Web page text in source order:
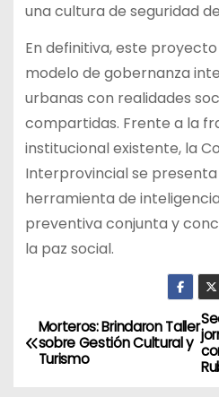
una cultura de seguridad
En definitiva, este
modelo de gobernanza
urbanas con realidades
compartidas. Frente a la
institucional existente, la
Interprovincial se
herramienta de
preventiva conjunta y
la paz social.
N
a
Morteros: Brindaron Taller
sobre Gestión Cultural y
Turismo